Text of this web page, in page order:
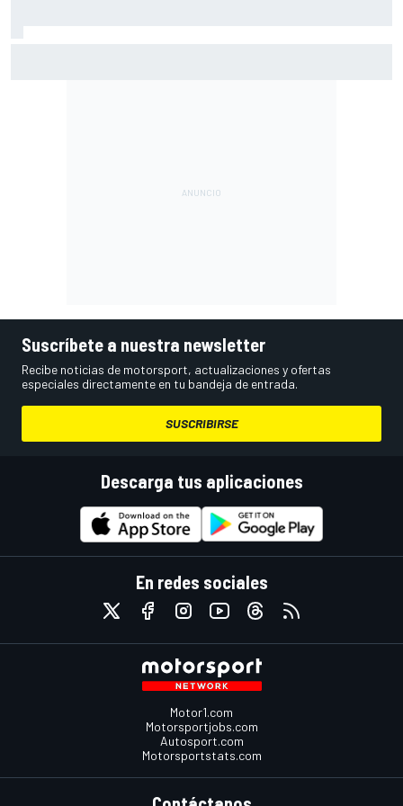
Suscríbete a nuestra newsletter
Recibe noticias de motorsport, actualizaciones y ofertas
especiales directamente en tu bandeja de entrada.
SUSCRIBIRSE
Descarga tus aplicaciones
En redes sociales
Motor1.com
Motorsportjobs.com
Autosport.com
Motorsportstats.com